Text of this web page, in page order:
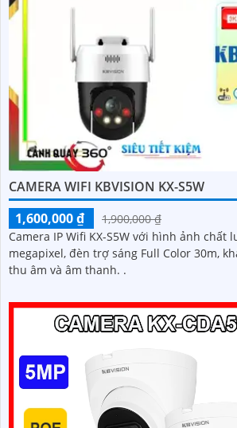
CAMERA WIFI KBVISION KX-S5W
1,600,000 ₫
1,900,000 ₫
Camera IP Wifi KX-S5W với hình ảnh chất
megapixel, đèn trợ sáng Full Color 30m,
thu âm và âm thanh. .